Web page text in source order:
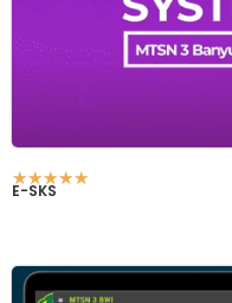
☆☆☆☆☆
E-SKS